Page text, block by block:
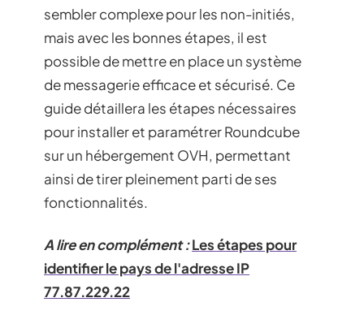
sembler complexe pour les non-initiés,
mais avec les bonnes étapes, il est
possible de mettre en place un système
de messagerie efficace et sécurisé. Ce
guide détaillera les étapes nécessaires
pour installer et paramétrer Roundcube
sur un hébergement OVH, permettant
ainsi de tirer pleinement parti de ses
fonctionnalités.
A lire en complément :Les étapes pour
identifier le pays de l'adresse IP
77.87.229.22